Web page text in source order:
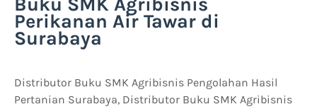
Perikanan Air Tawar di
Surabaya
Distributor Buku SMK Agribisnis Pengolahan Hasil
Pertanian Surabaya, Distributor Buku SMK Agribisnis